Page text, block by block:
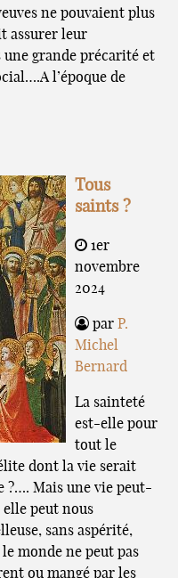
ne pouvaient plus
assurer leur
une grande précarité et
l’époque de
Tous
saints ?
1er
novembre
2024
par P.
Michel
Bernard
La sainteté
est-elle pour
tout le
dont la vie serait
?…. Mais une vie peut-
elle peut nous
sans aspérité,
monde ne peut pas
ou mangé par les